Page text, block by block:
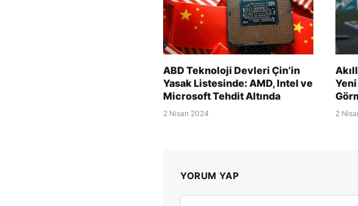
ABD Teknoloji Devleri Çin’in
Yasak Listesinde: AMD, Intel ve
Microsoft Tehdit Altında
2 Nisan 2024 2
YORUM YAP